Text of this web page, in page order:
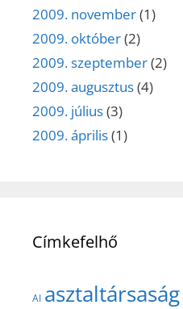
2009. november(1)
2009. október(2)
2009. szeptember(2)
2009. augusztus(4)
2009. július(3)
2009. április(1)
Címkefelhő
AI asztaltársaság